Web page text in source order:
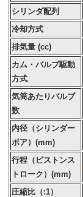
シリンダ配列
冷却方式
排気量 (cc)
カム・バルブ駆動
方式
気筒あたりバルブ
数
内径（シリンダー
ボア）(mm)
行程（ピストンス
トローク）(mm)
圧縮比（:1）